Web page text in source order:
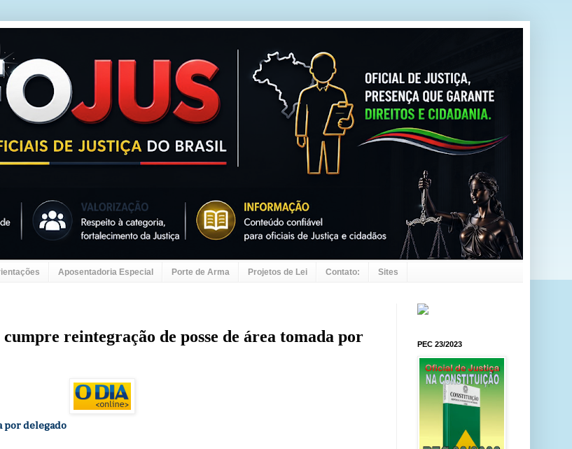
Aposentadoria Especial Porte de Arma Projetos de Lei Contato: Sites
reintegração de posse de área tomada por
por delegado
PEC 23/2023